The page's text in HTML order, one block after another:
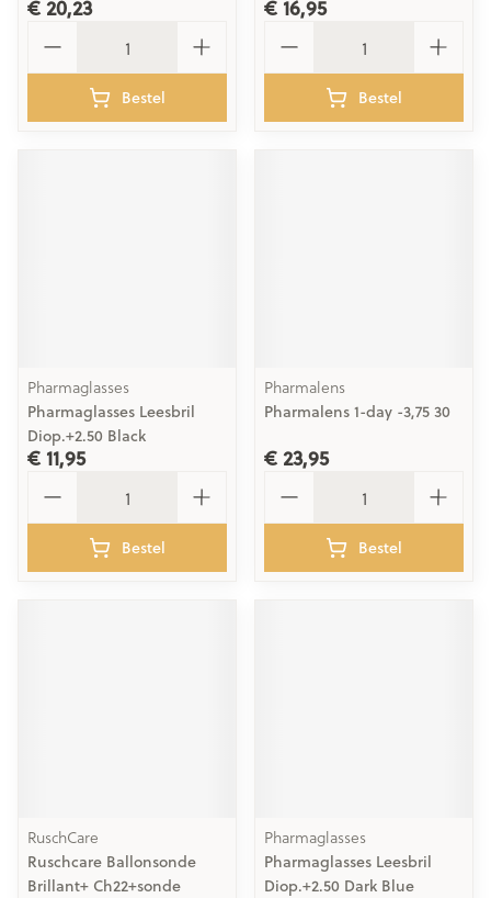
€ 20,23
Bestel
€ 16,95
Bestel
Pharmaglasses
Pharmaglasses Leesbril
Diop.+2.50 Black
€ 11,95
Bestel
Pharmalens
Pharmalens 1-day -3,75 30
€ 23,95
Bestel
RuschCare
Ruschcare Ballonsonde
Brillant+ Ch22+sonde
Pharmaglasses
Pharmaglasses Leesbril
Diop.+2.50 Dark Blue